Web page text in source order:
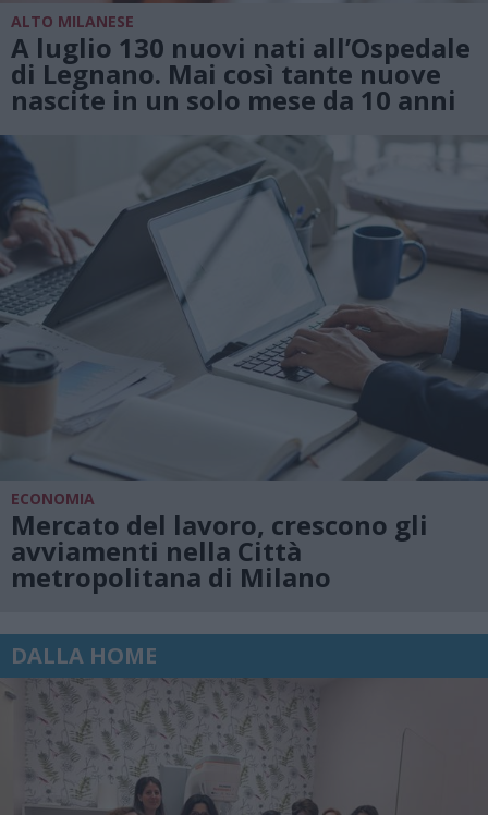
ALTO MILANESE
A luglio 130 nuovi nati all’Ospedale
di Legnano. Mai così tante nuove
nascite in un solo mese da 10 anni
ECONOMIA
Mercato del lavoro, crescono gli
avviamenti nella Città
metropolitana di Milano
DALLA HOME